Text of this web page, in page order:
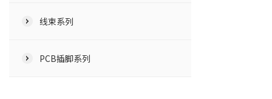
线束系列
PCB插脚系列